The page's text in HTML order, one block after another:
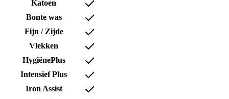
Katoen
Bonte was
Fijn / Zijde
Vlekken
HygiënePlus
Intensief Plus
Iron Assist